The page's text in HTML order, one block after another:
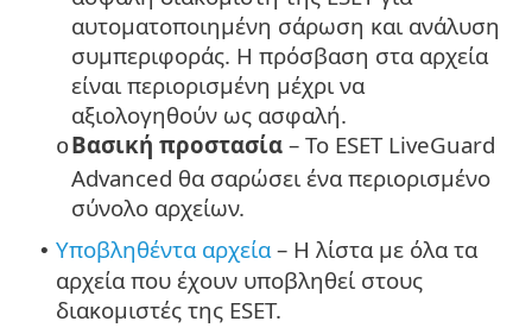
αυτοματοποιημένη σάρωση και ανάλυση
συμπεριφοράς. Η πρόσβαση στα αρχεία
είναι περιορισμένη μέχρι να
αξιολογηθούν ως ασφαλή.
oΒασική προστασία – Το ESET LiveGuard
Advanced θα σαρώσει ένα περιορισμένο
σύνολο αρχείων.
• Υποβληθέντα αρχεία – Η λίστα με όλα τα
αρχεία που έχουν υποβληθεί στους
διακομιστές της ESET.